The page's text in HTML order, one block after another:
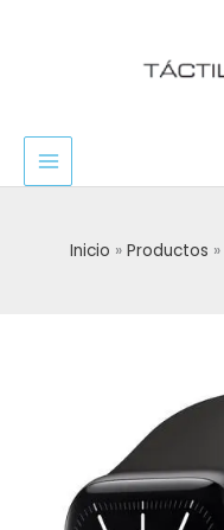
Inicio Productos